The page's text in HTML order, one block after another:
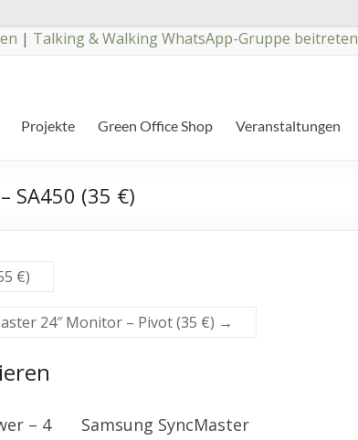
| Talking & Walking WhatsApp-Gruppe beitreten
Projekte Green Office Shop Veranstaltungen
SA450 (35 €)
€)
24″ Monitor – Pivot (35 €) →
– 4
Samsung SyncMaster